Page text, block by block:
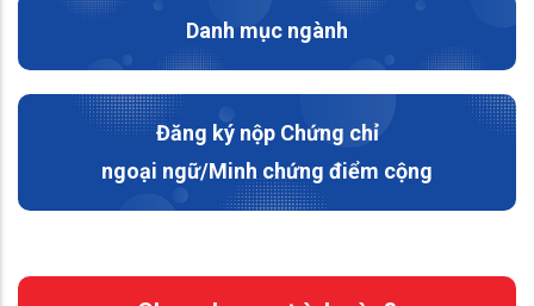
Danh mục ngành
Đăng ký nộp Chứng chỉ
ngoại ngữ/Minh chứng điểm cộng